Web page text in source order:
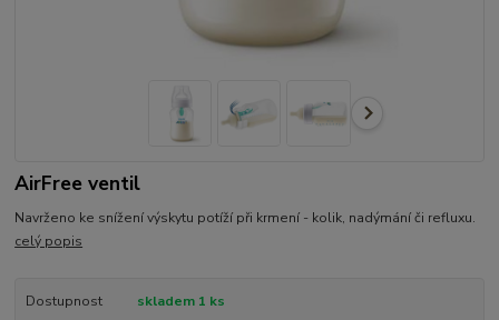
AirFree ventil
Navrženo ke snížení výskytu potíží při krmení - kolik, nadýmání či refluxu.
celý popis
Dostupnost skladem 1 ks